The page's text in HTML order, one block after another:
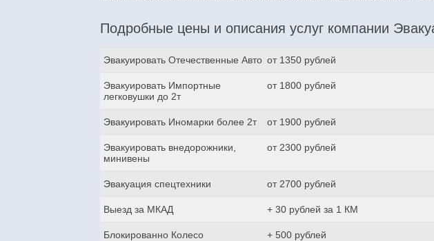
Подробные цены и описания услуг компании
Эвакуировать Отечественные Авто от 1350 рублей
Эвакуировать Импортные
легковушки до 2т
от 1800 рублей
Эвакуировать Иномарки более 2т от 1900 рублей
Эвакуировать внедорожники,
минивены
от 2300 рублей
Эвакуация спецтехники от 2700 рублей
Выезд за МКАД + 30 рублей за 1 КМ
Блокированно Колесо + 500 рублей